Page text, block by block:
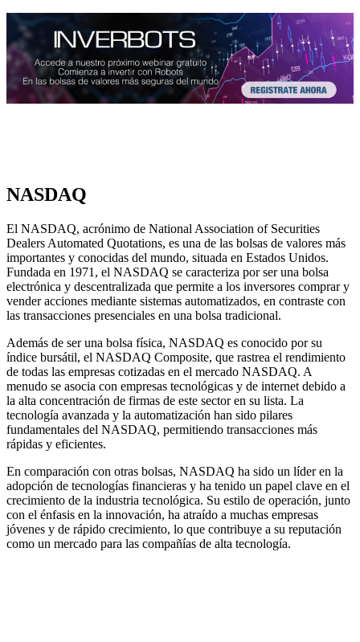
NASDAQ
El NASDAQ, acrónimo de National Association of Securities
Dealers Automated Quotations, es una de las bolsas de valores más
importantes y conocidas del mundo, situada en Estados Unidos.
Fundada en 1971, el NASDAQ se caracteriza por ser una bolsa
electrónica y descentralizada que permite a los inversores comprar y
vender acciones mediante sistemas automatizados, en contraste con
las transacciones presenciales en una bolsa tradicional.
Además de ser una bolsa física, NASDAQ es conocido por su
índice bursátil, el NASDAQ Composite, que rastrea el rendimiento
de todas las empresas cotizadas en el mercado NASDAQ. A
menudo se asocia con empresas tecnológicas y de internet debido a
la alta concentración de firmas de este sector en su lista. La
tecnología avanzada y la automatización han sido pilares
fundamentales del NASDAQ, permitiendo transacciones más
rápidas y eficientes.
En comparación con otras bolsas, NASDAQ ha sido un líder en la
adopción de tecnologías financieras y ha tenido un papel clave en el
crecimiento de la industria tecnológica. Su estilo de operación, junto
con el énfasis en la innovación, ha atraído a muchas empresas
jóvenes y de rápido crecimiento, lo que contribuye a su reputación
como un mercado para las compañías de alta tecnología.